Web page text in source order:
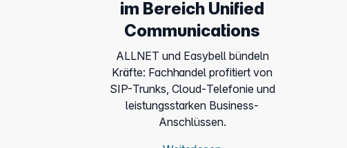
im Bereich Unified
Communications
ALLNET und Easybell bündeln
Kräfte: Fachhandel profitiert von
SIP-Trunks, Cloud-Telefonie und
leistungsstarken Business-
Anschlüssen.